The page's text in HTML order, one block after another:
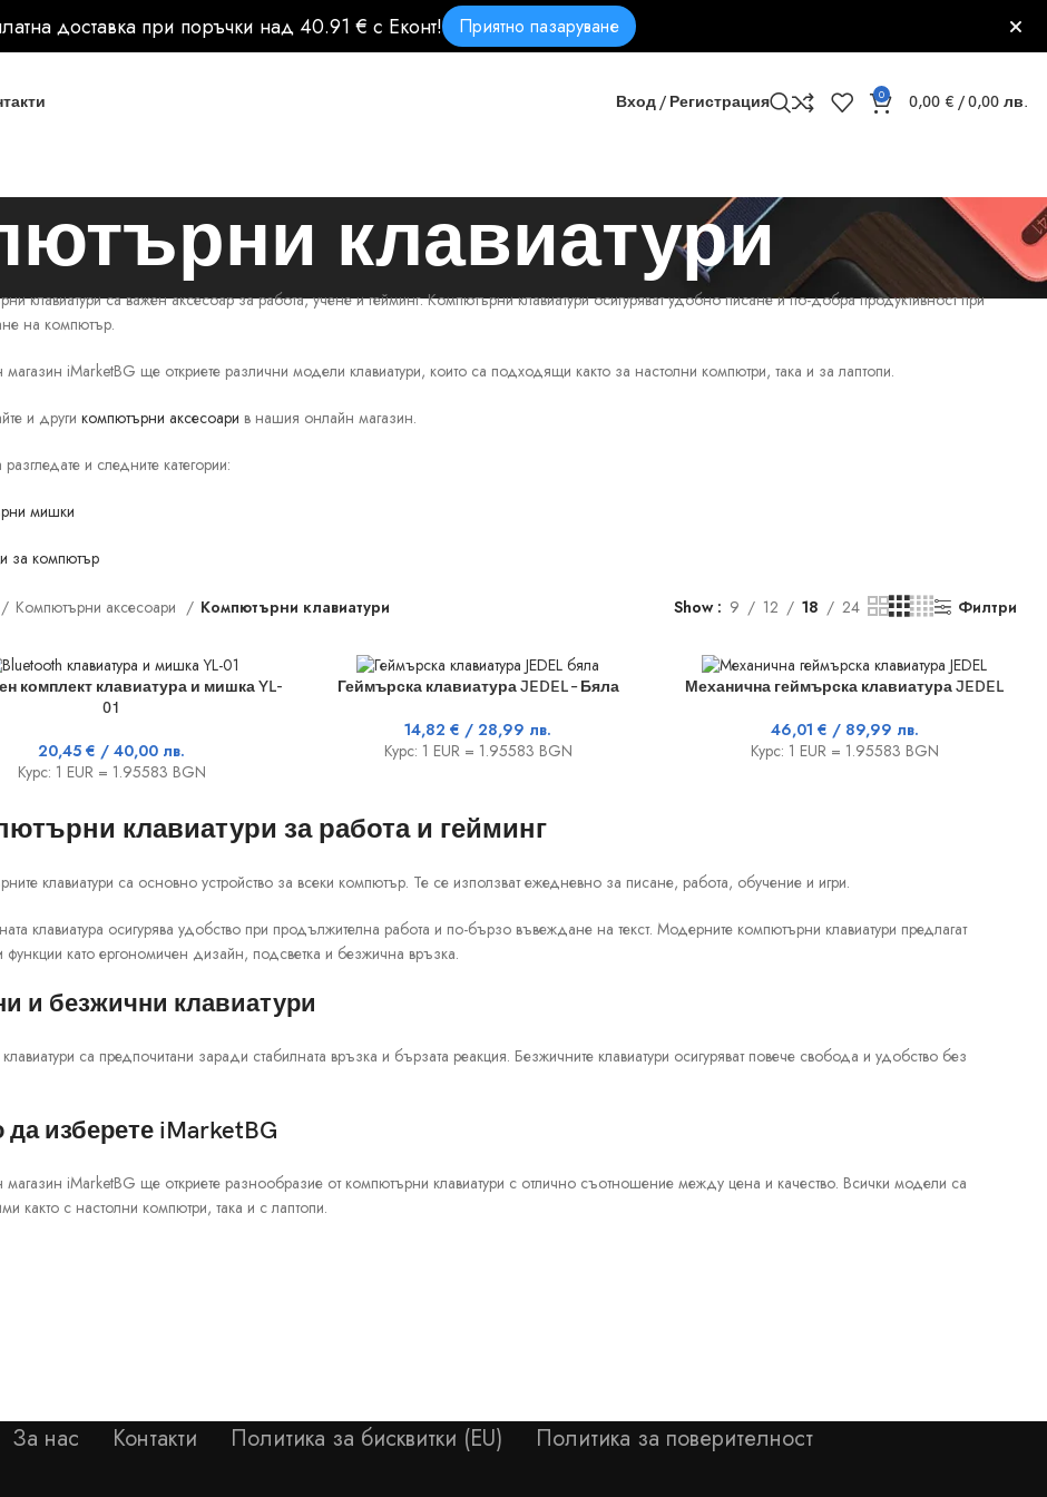
доставка при поръчки над 40.91 € с Еконт! Приятно пазаруване
Вход / Регистрация 0 0,00 € / 0,00 лв.
клавиатури
клавиатури са важен аксесоар за работа, учене и гейминг. Компютърни клавиатури осигуряват удобно писане и по-добра продуктивност при
на компютър.
iMarketBG ще откриете различни модели клавиатури, които са подходящи както за настолни компютри, така и за лаптопи.
и други компютърни аксесоари в нашия онлайн магазин.
и следните категории:
мишки
за компютър
Компютърни аксесоари Kомпютърни клавиатури Show 9 12 18 24 Филтри
В КОЛИЧКАТА
комплект клавиатура и мишка YL-
01
20,45€ / 40,00 лв.
Курс: 1 EUR = 1.95583 BGN
ДОБАВЯНЕ В КОЛИЧКАТА
Геймърска клавиатура JEDEL – Бяла
14,82€ / 28,99 лв.
Курс: 1 EUR = 1.95583 BGN
ДОБАВЯНЕ В КОЛИЧКАТА
Механична геймърска клавиатура JEDEL
46,01 € / 89,99 лв.
Курс: 1 EUR = 1.95583 BGN
клавиатури за работа и гейминг
клавиатури са основно устройство за всеки компютър. Те се използват ежедневно за писане, работа, обучение и игри.
клавиатура осигурява удобство при продължителна работа и по-бързо въвеждане на текст. Модерните компютърни клавиатури предлагат
функции като ергономичен дизайн, подсветка и безжична връзка.
и безжични клавиатури
са предпочитани заради стабилната връзка и бързата реакция. Безжичните клавиатури осигуряват повече свобода и удобство без
изберете iMarketBG
магазин iMarketBG ще откриете разнообразие от компютърни клавиатури с отлично съотношение между цена и качество. Всички модели са
както с настолни компютри, така и с лаптопи.
За нас Контакти Политика за бисквитки (EU) Политика за поверителност